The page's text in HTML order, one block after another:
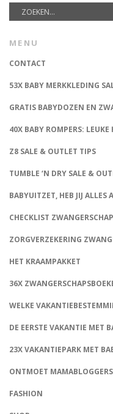
MENU
CONTACT
53X BABY MERKKLEDING
GRATIS BABYDOZEN EN
40X BABY ROMPERS:
Z8 SALE & OUTLET TIPS
TUMBLE ‘N DRY SALE &
BABYUITZET, HEB JIJ ALLES
CHECKLIST ZWANGERSCHAP
ZORGVERZEKERING
HET KRAAMPAKKET
36X
WELKE
DE EERSTE VAKANTIE MET
23X VAKANTIEPARK MET
ONTMOET MAMABLOGGERS
FASHION